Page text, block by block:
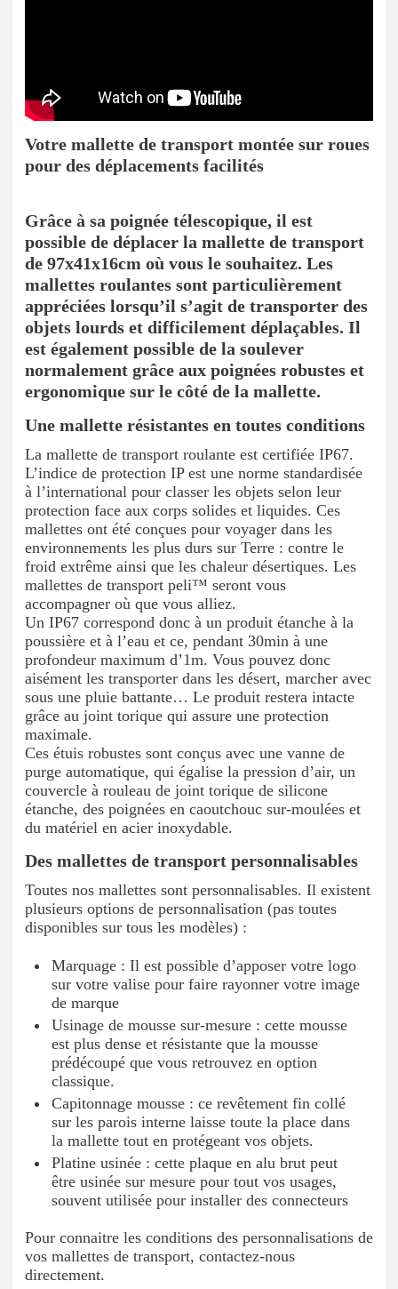
Votre mallette de transport montée sur roues
pour des déplacements facilités
Grâce à sa poignée télescopique, il est
possible de déplacer la mallette de transport
de 97x41x16cm où vous le souhaitez. Les
mallettes roulantes sont particulièrement
appréciées lorsqu’il s’agit de transporter des
objets lourds et difficilement déplaçables. Il
est également possible de la soulever
normalement grâce aux poignées robustes et
ergonomique sur le côté de la mallette.
Une mallette résistantes en toutes conditions
La mallette de transport roulante est certifiée IP67.
L’indice de protection IP est une norme standardisée
à l’international pour classer les objets selon leur
protection face aux corps solides et liquides. Ces
mallettes ont été conçues pour voyager dans les
environnements les plus durs sur Terre : contre le
froid extrême ainsi que les chaleur désertiques. Les
mallettes de transport peli™ seront vous
accompagner où que vous alliez.
Un IP67 correspond donc à un produit étanche à la
poussière et à l’eau et ce, pendant 30min à une
profondeur maximum d’1m. Vous pouvez donc
aisément les transporter dans les désert, marcher avec
sous une pluie battante… Le produit restera intacte
grâce au joint torique qui assure une protection
maximale.
Ces étuis robustes sont conçus avec une vanne de
purge automatique, qui égalise la pression d’air, un
couvercle à rouleau de joint torique de silicone
étanche, des poignées en caoutchouc sur-moulées et
du matériel en acier inoxydable.
Des mallettes de transport personnalisables
Toutes nos mallettes sont personnalisables. Il existent
plusieurs options de personnalisation (pas toutes
disponibles sur tous les modèles) :
Marquage : Il est possible d’apposer votre logo
sur votre valise pour faire rayonner votre image
de marque
Usinage de mousse sur-mesure : cette mousse
est plus dense et résistante que la mousse
prédécoupé que vous retrouvez en option
classique.
Capitonnage mousse : ce revêtement fin collé
sur les parois interne laisse toute la place dans
la mallette tout en protégeant vos objets.
Platine usinée : cette plaque en alu brut peut
être usinée sur mesure pour tout vos usages,
souvent utilisée pour installer des connecteurs
Pour connaitre les conditions des personnalisations de
vos mallettes de transport, contactez-nous
directement.